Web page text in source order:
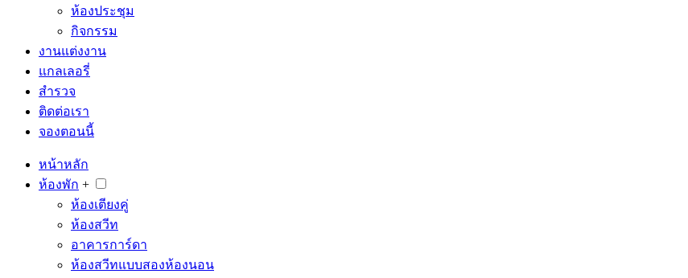
ห้องประชุม
กิจกรรม
งานแต่งงาน
แกลเลอรี่
สำรวจ
ติดต่อเรา
จองตอนนี้
หน้าหลัก
ห้องพัก +
ห้องเตียงคู่
ห้องสวีท
อาคารการ์ดา
ห้องสวีทแบบสองห้องนอน